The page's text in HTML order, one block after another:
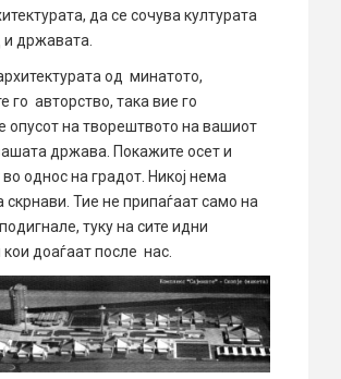
да се сочува културата
и државата.
од минатото,
го авторство, така вие го
опусот на творештвото на вашиот
држава. Покажите осет и
однос на градот. Никој нема
скрнави. Тие не припаѓаат само на
туку на сите идни
доаѓаат после нас.